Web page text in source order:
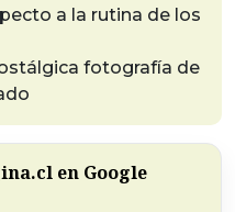
a la rutina de los
fotografía de
en Google